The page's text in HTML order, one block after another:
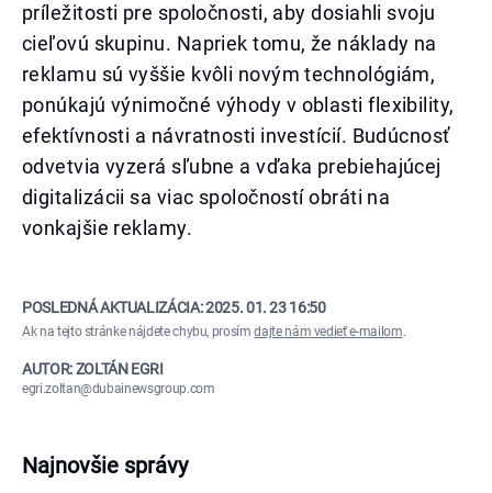
príležitosti pre spoločnosti, aby dosiahli svoju
cieľovú skupinu. Napriek tomu, že náklady na
reklamu sú vyššie kvôli novým technológiám,
ponúkajú výnimočné výhody v oblasti flexibility,
efektívnosti a návratnosti investícií. Budúcnosť
odvetvia vyzerá sľubne a vďaka prebiehajúcej
digitalizácii sa viac spoločností obráti na
vonkajšie reklamy.
POSLEDNÁ AKTUALIZÁCIA:2025. 01. 23 16:50
Ak na tejto stránke nájdete chybu, prosímdajte nám vedieť e-mailom.
AUTOR: ZOLTÁN EGRI
egri.zoltan@dubainewsgroup.com
Najnovšie správy